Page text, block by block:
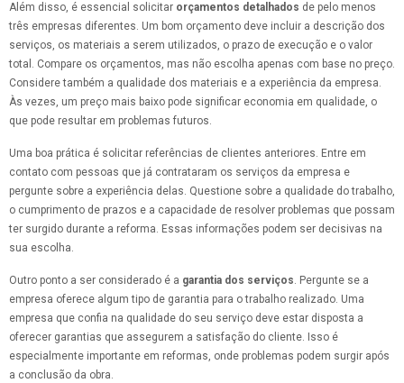
Além disso, é essencial solicitar orçamentos detalhados de pelo menos
três empresas diferentes. Um bom orçamento deve incluir a descrição dos
serviços, os materiais a serem utilizados, o prazo de execução e o valor
total. Compare os orçamentos, mas não escolha apenas com base no preço.
Considere também a qualidade dos materiais e a experiência da empresa.
Às vezes, um preço mais baixo pode significar economia em qualidade, o
que pode resultar em problemas futuros.
Uma boa prática é solicitar referências de clientes anteriores. Entre em
contato com pessoas que já contrataram os serviços da empresa e
pergunte sobre a experiência delas. Questione sobre a qualidade do trabalho,
o cumprimento de prazos e a capacidade de resolver problemas que possam
ter surgido durante a reforma. Essas informações podem ser decisivas na
sua escolha.
Outro ponto a ser considerado é a garantia dos serviços. Pergunte se a
empresa oferece algum tipo de garantia para o trabalho realizado. Uma
empresa que confia na qualidade do seu serviço deve estar disposta a
oferecer garantias que assegurem a satisfação do cliente. Isso é
especialmente importante em reformas, onde problemas podem surgir após
a conclusão da obra.